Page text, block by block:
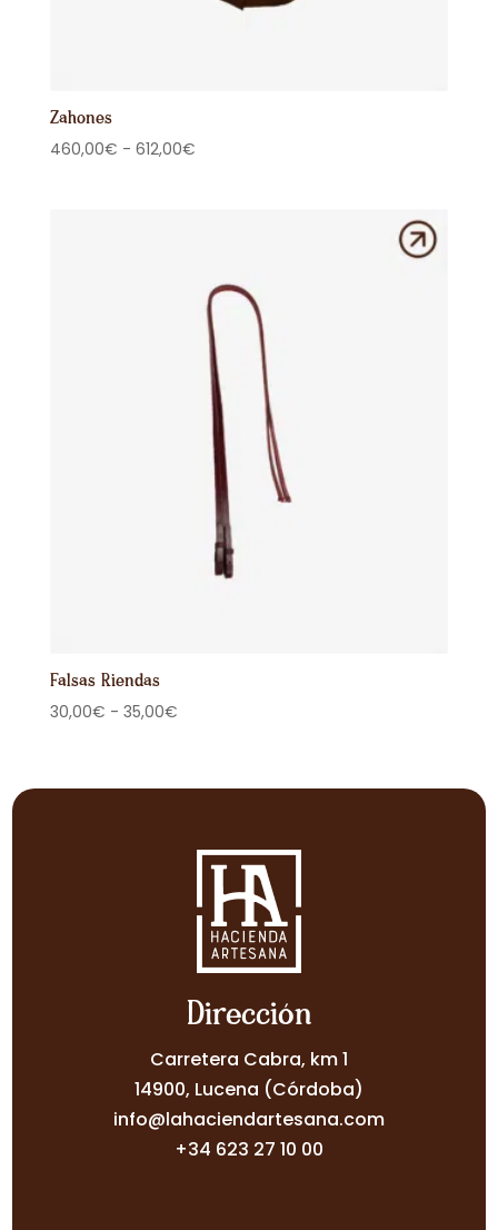
Zahones
460,00€ - 612,00€Rango
612,00€
Falsas Riendas
30,00€ - 35,00€Rango
desde
35,00€
Dirección
Carretera Cabra, km 1
14900, Lucena (Córdoba)
info@lahaciendartesana.com
+34 623 27 10 00